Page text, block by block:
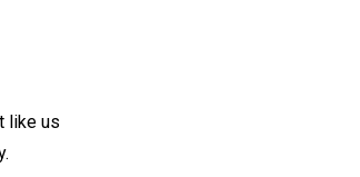
like us